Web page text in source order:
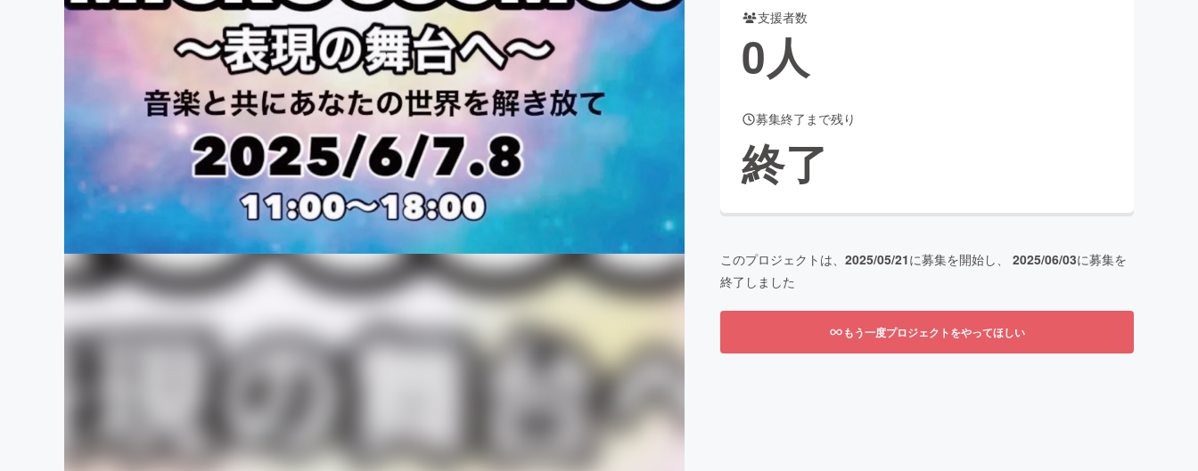
ビジネス・起業 チャレンジ ビューティー・ヘルスケア
まちづくり・地域活性化
CAMPFIRE for Social Good
CAMPFIREふるさと納税machi-ya
支援者数
0人
募集終了まで残り
終了
このプロジェクトは、 2025/05/21に募集を開始し、 2025/06/03に募集を
終了しました
もう一度プロジェクトをやってほしい